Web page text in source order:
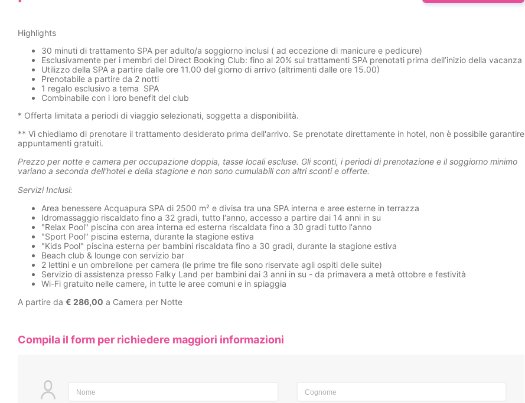
Highlights
30 minuti di trattamento SPA per adulto/a soggiorno inclusi ( ad eccezione di manicure e pedicure)
Esclusivamente per i membri del Direct Booking Club: fino al 20% sui trattamenti SPA prenotati prima dell’inizio della vacanza
Utilizzo della SPA a partire dalle ore 11.00 del giorno di arrivo (altrimenti dalle ore 15.00)
Prenotabile a partire da 2 notti
1 regalo esclusivo a tema SPA
Combinabile con i loro benefit del club
* Offerta limitata a periodi di viaggio selezionati, soggetta a disponibilità.
** Vi chiediamo di prenotare il trattamento desiderato prima dell'arrivo. Se prenotate direttamente in hotel, non è possibile garantire
appuntamenti gratuiti.
Prezzo per notte e camera per occupazione doppia, tasse locali escluse. Gli sconti, i periodi di prenotazione e il soggiorno minimo
variano a seconda dell'hotel e della stagione e non sono cumulabili con altri sconti e offerte.
Servizi Inclusi:
Area benessere Acquapura SPA di 2500 m² e divisa tra una SPA interna e aree esterne in terrazza
Idromassaggio riscaldato fino a 32 gradi, tutto l'anno, accesso a partire dai 14 anni in su
"Relax Pool" piscina con area interna ed esterna riscaldata fino a 30 gradi tutto l'anno
"Sport Pool" piscina esterna, durante la stagione estiva
"Kids Pool" piscina esterna per bambini riscaldata fino a 30 gradi, durante la stagione estiva
Beach club & lounge con servizio bar
2 lettini e un ombrellone per camera (le prime tre file sono riservate agli ospiti delle suite)
Servizio di assistenza presso Falky Land per bambini dai 3 anni in su - da primavera a metà ottobre e festività
Wi-Fi gratuito nelle camere, in tutte le aree comuni e in spiaggia
A partire da € 286,00 a Camera per Notte
Compila il form per richiedere maggiori informazioni